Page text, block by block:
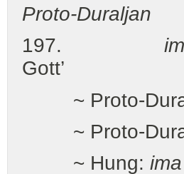
Proto-Duraljan
197.
Gott’
~ Proto-
~ Proto-
~ Hung: ima